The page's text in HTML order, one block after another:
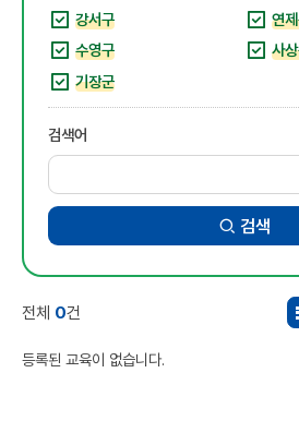
강서구
연
수영구
사
기장군
검색어
검색
전체 0건
등록된 교육이 없습니다.